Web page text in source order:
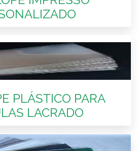
PLÁSTICO PARA
LACRADO